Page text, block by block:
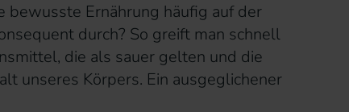
Ernährung häufig auf der
durch? So greift man schnell
die als sauer gelten und die
unseres Körpers. Ein ausgeglichener